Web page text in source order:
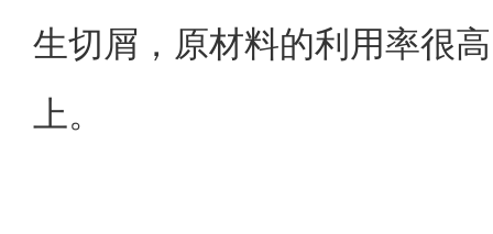
生切屑，原材料的利用率很
上。